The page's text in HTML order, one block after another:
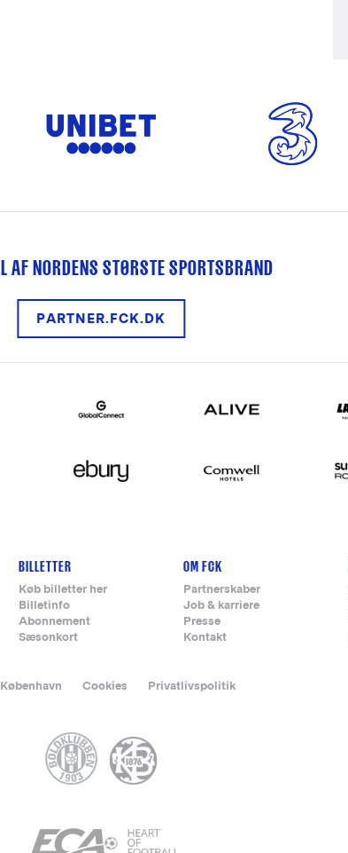
AF NORDENS STØRSTE SPORTSBRAND
PARTNER.FCK.DK
BILLETTER
Køb billetter her
Billetinfo
Abonnement
Sæsonkort
OM FCK
Partnerskaber
Job & karriere
Presse
Kontakt
Cookies Privatlivspolitik